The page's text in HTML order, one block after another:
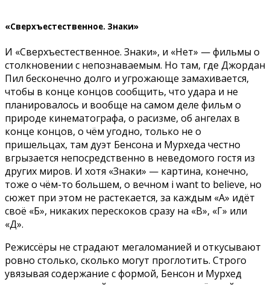
«Сверхъестественное. Знаки»
И «Сверхъестественное. Знаки», и «Нет» — фильмы о
столкновении с непознаваемым. Но там, где Джордан
Пил бесконечно долго и угрожающе замахивается,
чтобы в конце концов сообщить, что удара и не
планировалось и вообще на самом деле фильм о
природе кинематографа, о расизме, об ангелах в
конце концов, о чём угодно, только не о
пришельцах, там дуэт Бенсона и Мурхеда честно
вгрызается непосредственно в неведомого гостя из
других миров. И хотя «Знаки» — картина, конечно,
тоже о чём-то большем, о вечном i want to believe, но
сюжет при этом не растекается, за каждым «А» идёт
своё «Б», никаких перескоков сразу на «В», «Г» или
«Д».
Режиссёры не страдают мегаломанией и откусывают
ровно столько, сколько могут проглотить. Строго
увязывая содержание с формой, Бенсон и Мурхед